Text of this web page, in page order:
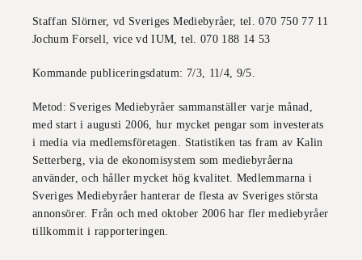
Staffan Slörner, vd Sveriges Mediebyråer, tel. 070 750 77 11
Jochum Forsell, vice vd IUM, tel. 070 188 14 53
Kommande publiceringsdatum: 7/3, 11/4, 9/5.
Metod: Sveriges Mediebyråer sammanställer varje månad,
med start i augusti 2006, hur mycket pengar som investerats
i media via medlemsföretagen. Statistiken tas fram av Kalin
Setterberg, via de ekonomisystem som mediebyråerna
använder, och håller mycket hög kvalitet. Medlemmarna i
Sveriges Mediebyråer hanterar de flesta av Sveriges största
annonsörer. Från och med oktober 2006 har fler mediebyråer
tillkommit i rapporteringen.